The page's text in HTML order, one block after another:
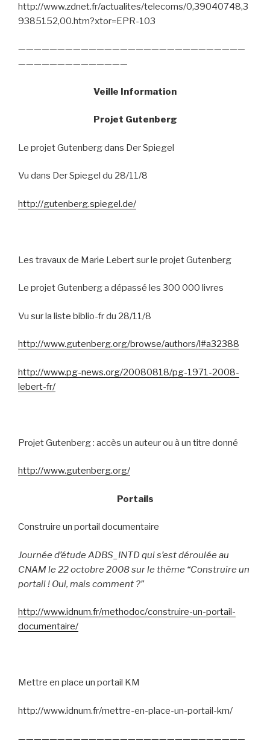
http://www.zdnet.fr/actualites/telecoms/0,39040748,3
9385152,00.htm?xtor=EPR-103
—————————————————————————————
——————————————
Veille Information
Projet Gutenberg
Le projet Gutenberg dans Der Spiegel
Vu dans Der Spiegel du 28/11/8
http://gutenberg.spiegel.de/
Les travaux de Marie Lebert sur le projet Gutenberg
Le projet Gutenberg a dépassé les 300 000 livres
Vu sur la liste biblio-fr du 28/11/8
http://www.gutenberg.org/browse/authors/l#a32388
http://www.pg-news.org/20080818/pg-1971-2008-
lebert-fr/
Projet Gutenberg : accès un auteur ou à un titre donné
http://www.gutenberg.org/
Portails
Construire un portail documentaire
Journée d’étude ADBS_INTD qui s’est déroulée au
CNAM le 22 octobre 2008 sur le thème “Construire un
portail ! Oui, mais comment ?”
http://www.idnum.fr/methodoc/construire-un-portail-
documentaire/
Mettre en place un portail KM
http://www.idnum.fr/mettre-en-place-un-portail-km/
—————————————————————————————